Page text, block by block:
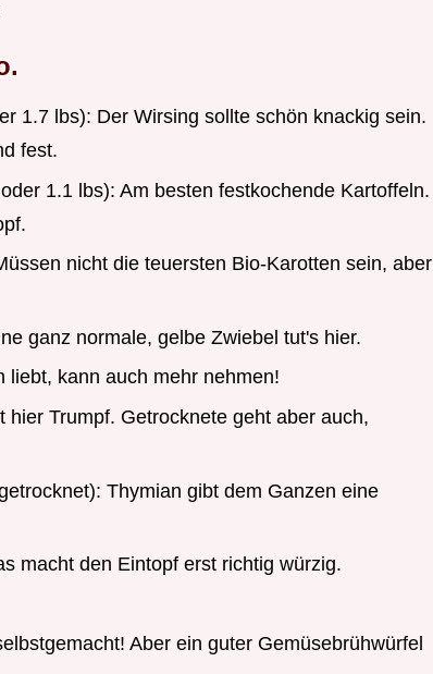
1.7 lbs): Der Wirsing sollte schön knackig sein.
fest.
oder 1.1 lbs): Am besten festkochende Kartoffeln.
nicht die teuersten Bio-Karotten sein, aber
ganz normale, gelbe Zwiebel tut's hier.
liebt, kann auch mehr nehmen!
hier Trumpf. Getrocknete geht aber auch,
Thymian gibt dem Ganzen eine
macht den Eintopf erst richtig würzig.
Aber ein guter Gemüsebrühwürfel